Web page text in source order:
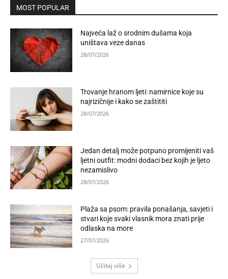
MOST POPULAR
Najveća laž o srodnim dušama koja
uništava veze danas
28/07/2026
Trovanje hranom ljeti: namirnice koje su
najrizičnije i kako se zaštititi
28/07/2026
Jedan detalj može potpuno promijeniti vaš
ljetni outfit: modni dodaci bez kojih je ljeto
nezamislivo
28/07/2026
Plaža sa psom: pravila ponašanja, savjeti i
stvari koje svaki vlasnik mora znati prije
odlaska na more
27/07/2026
Učitaj više